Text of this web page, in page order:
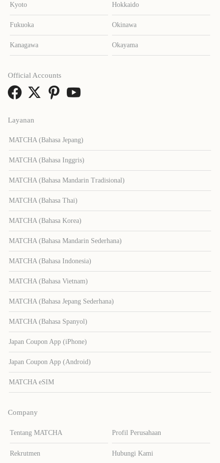
Kyoto Hokkaido
Fukuoka Okinawa
Kanagawa Okayama
Layanan
MATCHA (Bahasa Jepang)
MATCHA (Bahasa Inggris)
MATCHA (Bahasa Mandarin Tradisional)
MATCHA (Bahasa Thai)
MATCHA (Bahasa Korea)
MATCHA (Bahasa Mandarin Sederhana)
MATCHA (Bahasa Indonesia)
MATCHA (Bahasa Vietnam)
MATCHA (Bahasa Jepang Sederhana)
MATCHA (Bahasa Spanyol)
Japan Coupon App (iPhone)
Japan Coupon App (Android)
MATCHA eSIM
Company
Tentang MATCHA Profil Perusahaan
Rekrutmen Hubungi Kami
Official Accounts